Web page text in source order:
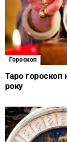
Гороскоп
Таро
року